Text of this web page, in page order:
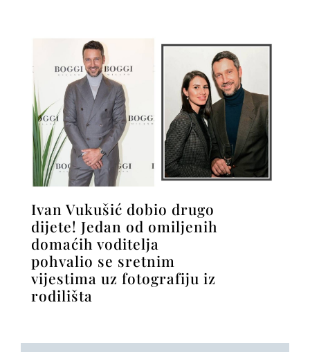
Ivan Vukušić dobio drugo
dijete! Jedan od omiljenih
domaćih voditelja
pohvalio se sretnim
vijestima uz fotografiju iz
rodilišta